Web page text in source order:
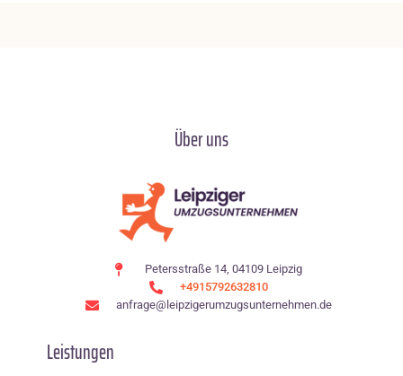
Über uns
Petersstraße 14, 04109 Leipzig
+4915792632810
anfrage@leipzigerumzugsunternehmen.de
Leistungen